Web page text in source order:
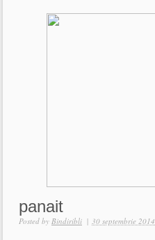
panait
Posted by Bindiribli | 30 septembrie 2014